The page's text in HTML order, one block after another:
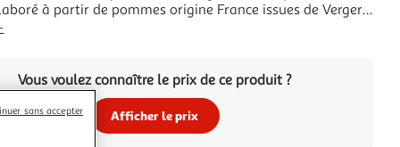
à partir de pommes origine France issues de Vergers
Chez POM'POTES®, on s'engage pour le bien-être et
petits et des grands dégourdis ! Chacune de nos
sans sucres ajoutés* et corre
Vous voulez connaître le prix de ce produit ?
Afficher le prix
sans accepter